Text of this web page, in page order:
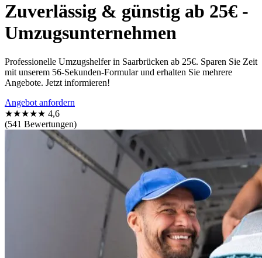
Zuverlässig & günstig ab 25€ -
Umzugsunternehmen
Professionelle Umzugshelfer in Saarbrücken ab 25€. Sparen Sie Zeit
mit unserem 56-Sekunden-Formular und erhalten Sie mehrere
Angebote. Jetzt informieren!
Angebot anfordern
★★★★★ 4,6
(541 Bewertungen)